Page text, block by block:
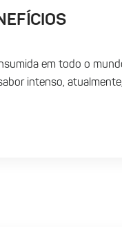
em todo o
intenso,